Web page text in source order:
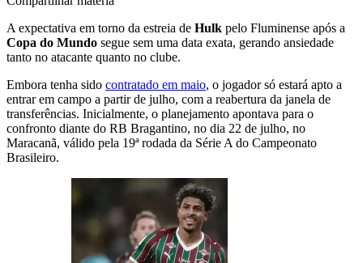
A expectativa em torno da estreia de Hulk pelo Fluminense após a
Copa do Mundo segue sem uma data exata, gerando ansiedade
tanto no atacante quanto no clube.
Embora tenha sido contratado em maio, o jogador só estará apto a
entrar em campo a partir de julho, com a reabertura da janela de
transferências. Inicialmente, o planejamento apontava para o
confronto diante do RB Bragantino, no dia 22 de julho, no
Maracanã, válido pela 19ª rodada da Série A do Campeonato
Brasileiro.